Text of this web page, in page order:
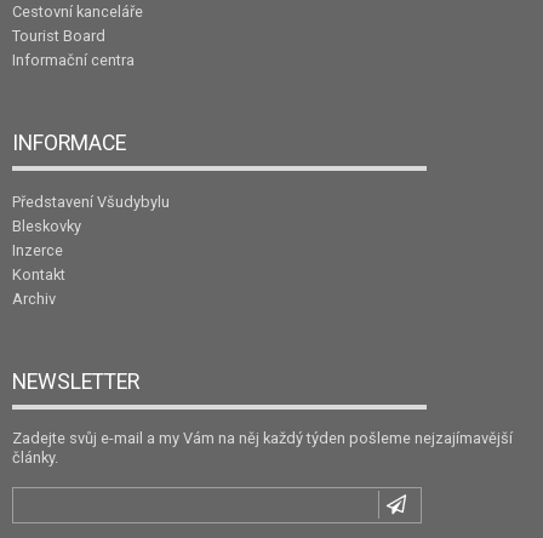
Cestovní kanceláře
Tourist Board
Informační centra
INFORMACE
Představení Všudybylu
Bleskovky
Inzerce
Kontakt
Archiv
NEWSLETTER
Zadejte svůj e-mail a my Vám na něj každý týden pošleme nejzajímavější
články.